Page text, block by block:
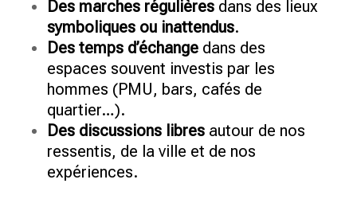
Des marches régulièresdans des lieux
symboliques ou inattendus.
Des temps d’échangedans des
espaces souvent investis par les
hommes (PMU, bars, cafés de
quartier…).
Des discussions libresautour de nos
ressentis, de la ville et de nos
expériences.